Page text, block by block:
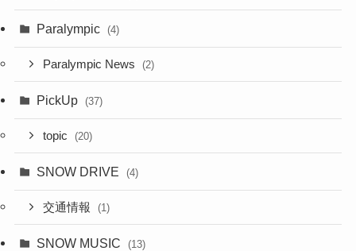
Paralympic (4)
Paralympic News (2)
PickUp (37)
topic (20)
SNOW DRIVE (4)
交通情報 (1)
SNOW MUSIC (13)